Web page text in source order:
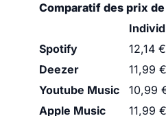
Comparatif des prix
Spotify
12,14 €
Deezer
11,99 €
Youtube Music
10,99
Apple Music
11,99 €